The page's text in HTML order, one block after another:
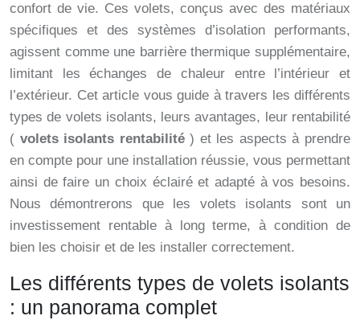
confort de vie. Ces volets, conçus avec des matériaux
spécifiques et des systèmes d’isolation performants,
agissent comme une barrière thermique supplémentaire,
limitant les échanges de chaleur entre l’intérieur et
l’extérieur. Cet article vous guide à travers les différents
types de volets isolants, leurs avantages, leur rentabilité
( volets isolants rentabilité) et les aspects à prendre
en compte pour une installation réussie, vous permettant
ainsi de faire un choix éclairé et adapté à vos besoins.
Nous démontrerons que les volets isolants sont un
investissement rentable à long terme, à condition de
bien les choisir et de les installer correctement.
Les différents types de volets isolants
: un panorama complet